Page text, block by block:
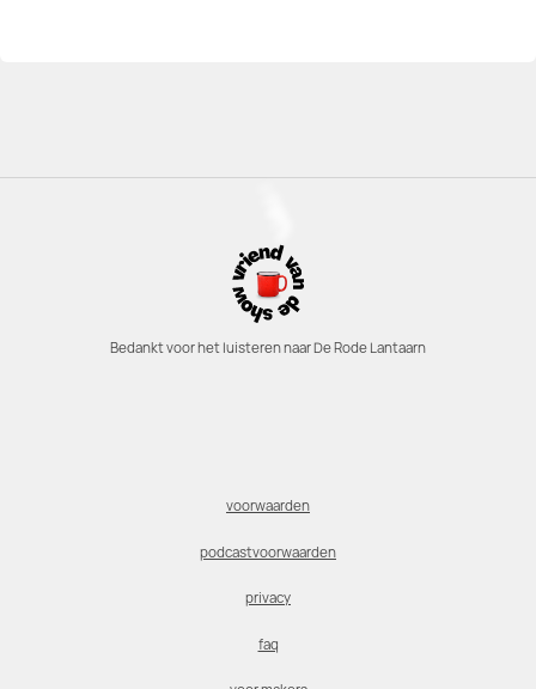
Bedankt voor het luisteren naar De Rode Lantaarn
voorwaarden
podcastvoorwaarden
privacy
faq